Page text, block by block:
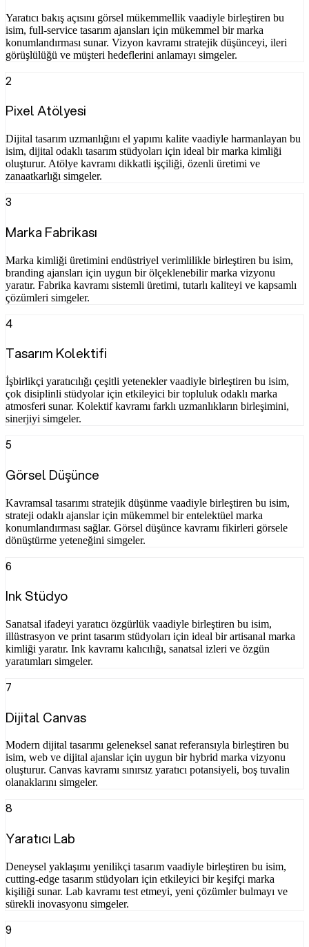
Yaratıcı bakış açısını görsel mükemmellik vaadiyle birleştiren bu
isim, full-service tasarım ajansları için mükemmel bir marka
konumlandırması sunar. Vizyon kavramı stratejik düşünceyi, ileri
görüşlülüğü ve müşteri hedeflerini anlamayı simgeler.
2
Pixel Atölyesi
Dijital tasarım uzmanlığını el yapımı kalite vaadiyle harmanlayan bu
isim, dijital odaklı tasarım stüdyoları için ideal bir marka kimliği
oluşturur. Atölye kavramı dikkatli işçiliği, özenli üretimi ve
zanaatkarlığı simgeler.
3
Marka Fabrikası
Marka kimliği üretimini endüstriyel verimlilikle birleştiren bu isim,
branding ajansları için uygun bir ölçeklenebilir marka vizyonu
yaratır. Fabrika kavramı sistemli üretimi, tutarlı kaliteyi ve kapsamlı
çözümleri simgeler.
4
Tasarım Kolektifi
İşbirlikçi yaratıcılığı çeşitli yetenekler vaadiyle birleştiren bu isim,
çok disiplinli stüdyolar için etkileyici bir topluluk odaklı marka
atmosferi sunar. Kolektif kavramı farklı uzmanlıkların birleşimini,
sinerjiyi simgeler.
5
Görsel Düşünce
Kavramsal tasarımı stratejik düşünme vaadiyle birleştiren bu isim,
strateji odaklı ajanslar için mükemmel bir entelektüel marka
konumlandırması sağlar. Görsel düşünce kavramı fikirleri görsele
dönüştürme yeteneğini simgeler.
6
Ink Stüdyo
Sanatsal ifadeyi yaratıcı özgürlük vaadiyle birleştiren bu isim,
illüstrasyon ve print tasarım stüdyoları için ideal bir artisanal marka
kimliği yaratır. Ink kavramı kalıcılığı, sanatsal izleri ve özgün
yaratımları simgeler.
7
Dijital Canvas
Modern dijital tasarımı geleneksel sanat referansıyla birleştiren bu
isim, web ve dijital ajanslar için uygun bir hybrid marka vizyonu
oluşturur. Canvas kavramı sınırsız yaratıcı potansiyeli, boş tuvalin
olanaklarını simgeler.
8
Yaratıcı Lab
Deneysel yaklaşımı yenilikçi tasarım vaadiyle birleştiren bu isim,
cutting-edge tasarım stüdyoları için etkileyici bir keşifçi marka
kişiliği sunar. Lab kavramı test etmeyi, yeni çözümler bulmayı ve
sürekli inovasyonu simgeler.
9